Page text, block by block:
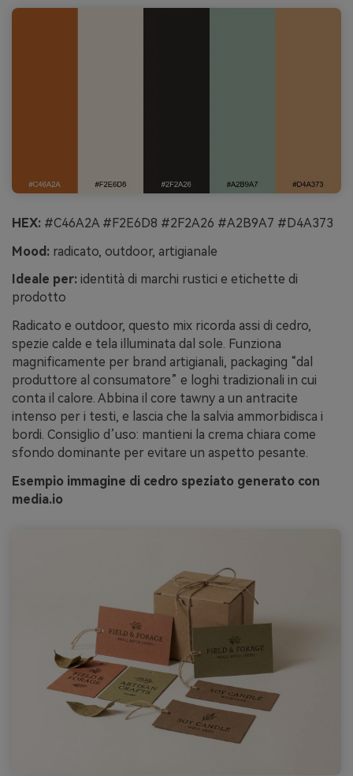
HEX: #C46A2A #F2E6D8 #2F2A26 #A2B9A7 #D4A373
Mood: radicato, outdoor, artigianale
Ideale per: identità di marchi rustici e etichette di
prodotto
Radicato e outdoor, questo mix ricorda assi di cedro,
spezie calde e tela illuminata dal sole. Funziona
magnificamente per brand artigianali, packaging “dal
produttore al consumatore” e loghi tradizionali in cui
conta il calore. Abbina il core tawny a un antracite
intenso per i testi, e lascia che la salvia ammorbidisca i
bordi. Consiglio d’uso: mantieni la crema chiara come
sfondo dominante per evitare un aspetto pesante.
Esempio immagine di cedro speziato generato con
media.io